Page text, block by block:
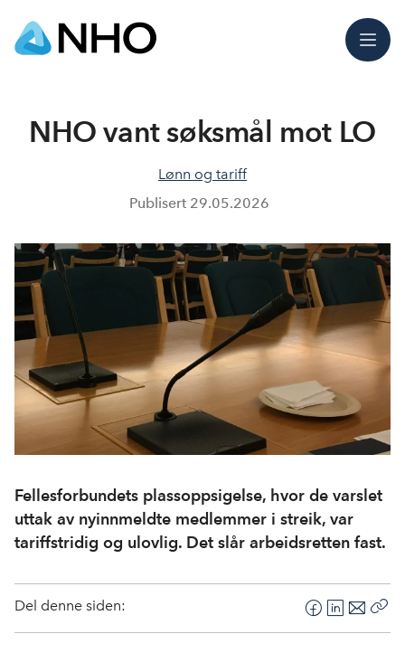
Meny
NHO vant søksmål mot LO
Lønn og tariff
Publisert 29.05.2026
Fellesforbundets plassoppsigelse, hvor de varslet
uttak av nyinnmeldte medlemmer i streik, var
tariffstridig og ulovlig. Det slår arbeidsretten fast.
Del denne siden:
F
a
L
i
E
-